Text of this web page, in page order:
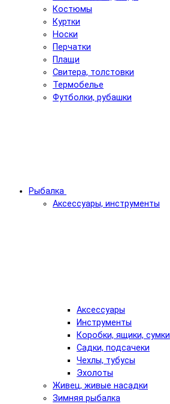
Костюмы
Куртки
Носки
Перчатки
Плащи
Свитера, толстовки
Термобелье
Футболки, рубашки
Рыбалка
Аксессуары, инструменты
Аксессуары
Инструменты
Коробки, ящики, сумки
Садки, подсачеки
Чехлы, тубусы
Эхолоты
Живец, живые насадки
Зимняя рыбалка